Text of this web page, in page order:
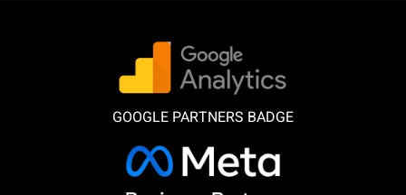
GOOGLE PARTNERS BADGE